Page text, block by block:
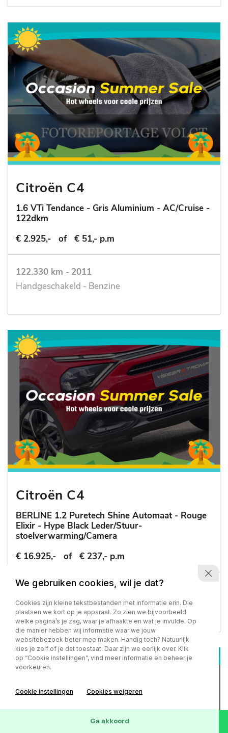
Citroën C4
1.6 VTi Tendance - Gris Aluminium - AC/Cruise -
122dkm
€ 2.925,-
of € 51,- p.m
122.330 km - 2011
Handgeschakeld - Benzine
Citroën C4
BERLINE 1.2 Puretech Shine Automaat - Rouge
Elixir - Hype Black Leder/Stuur-
stoelverwarming/Camera
€ 16.925,-
of € 237,- p.m
77.218 km-2022
Automaat - Benzine
We gebruiken cookies, wil je dat?
Cookies zijn kleine tekstbestanden met informatie erin. Die
plaatsen we kort op je apparaat. Zo zien we bijvoorbeeld
welke pagina’s je zag, waar je afhaakte en wat je invulde. Op
die manier hebben wij informatie waar we jouw
websitebezoek beter mee maken. Handig toch? Natuurlijk
kies je zelf of je dat toestaat. Daar zijn we eerlijk over. Klik
op “Cookie instellingen”, vind meer informatie en beheer je
voorkeuren.
Cookie instellingen Cookies weigeren
Ga akkoord